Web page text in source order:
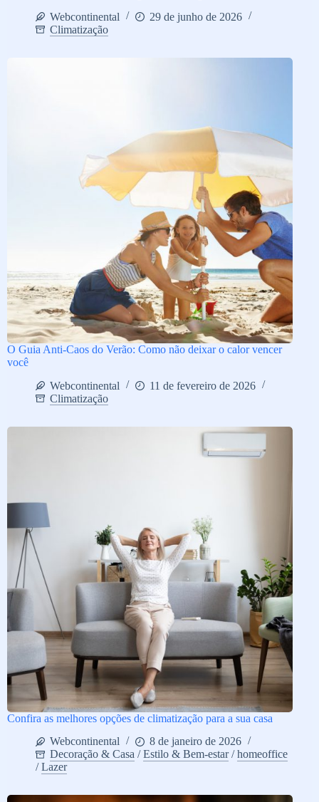
Webcontinental
29 de junho de 2026
Climatização
O Guia Anti-Caos do Verão: Como não deixar o calor vencer
você
Webcontinental
11 de fevereiro de 2026
Climatização
Confira as melhores opções de climatização para a sua casa
Webcontinental
8 de janeiro de 2026
Decoração & Casa /Estilo & Bem-estar/homeoffice
/Lazer